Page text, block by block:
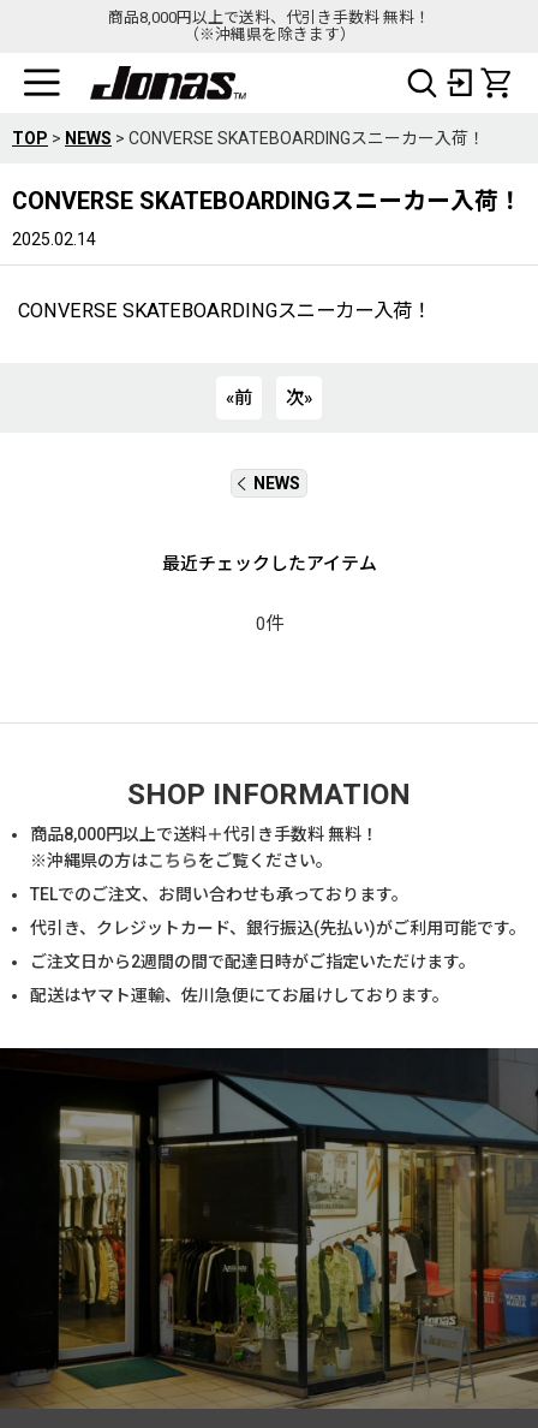
商品8,000円以上で送料、代引き手数料 無料！
（※沖縄県を除きます）
TOP > NEWS > CONVERSE SKATEBOARDINGスニーカー入荷！
CONVERSE SKATEBOARDINGスニーカー入荷！
2025.02.14
CONVERSE SKATEBOARDINGスニーカー入荷！
«前 次»
NEWS
最近チェックしたアイテム
0件
SHOP INFORMATION
商品8,000円以上で送料＋代引き手数料 無料！
※沖縄県の方はこちらをご覧ください。
TELでのご注文、お問い合わせも承っております。
代引き、クレジットカード、銀行振込(先払い)がご利用可能です。
ご注文日から2週間の間で配達日時がご指定いただけます。
配送はヤマト運輸、佐川急便にてお届けしております。